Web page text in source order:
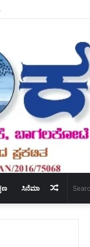
ಅಂಗಡಿ ಅವರು ಕರೆ ಕೊಟ್ಟರು.
ಸಿನೆಮಾ Random
Article